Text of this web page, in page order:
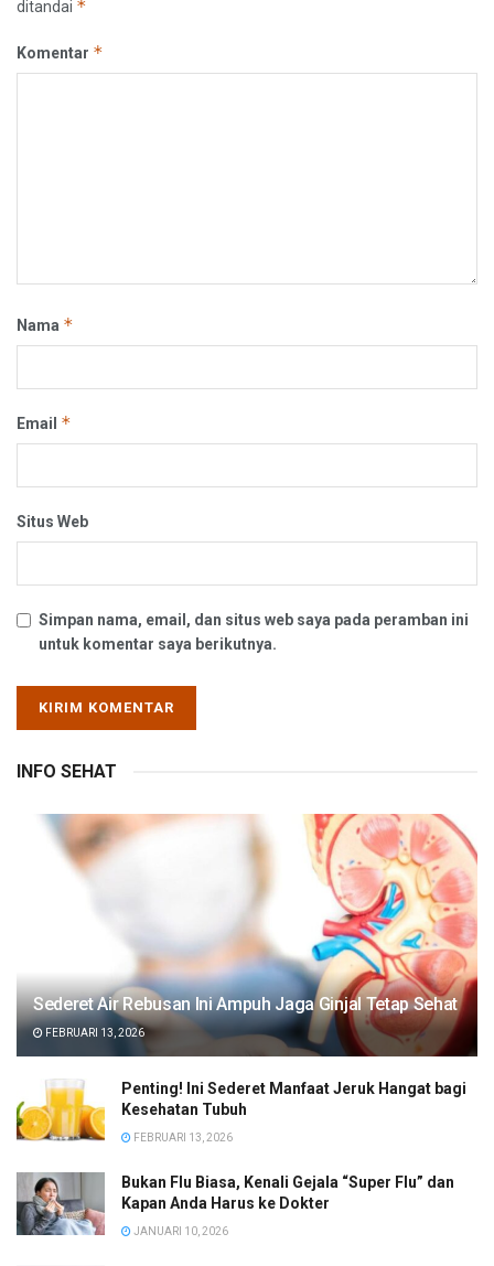
ditandai *
Komentar *
Nama *
Email *
Situs Web
Simpan nama, email, dan situs web saya pada peramban ini
untuk komentar saya berikutnya.
INFO SEHAT
Sederet Air Rebusan Ini Ampuh Jaga Ginjal Tetap Sehat
FEBRUARI 13, 2026
Penting! Ini Sederet Manfaat Jeruk Hangat bagi
Kesehatan Tubuh
FEBRUARI 13, 2026
Bukan Flu Biasa, Kenali Gejala “Super Flu” dan
Kapan Anda Harus ke Dokter
JANUARI 10, 2026